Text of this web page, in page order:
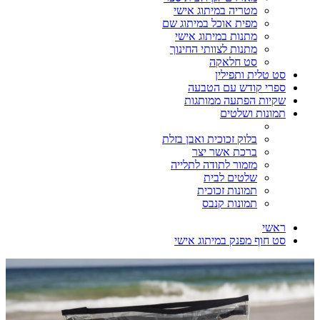
מטריה במיתוג אישי
מפית אוכל במיתוג שם
מתנות במיתוג אישי
מתנות לצוותי החינוך
סט חלאקה
סט טלית ותפילין
ספרי קודש עם הטבעה
שקיות הפתעה ממותגות
תמונות ושלטים
בלוק זכוכית ואבן בזלת
ברכת אשר יצר
מזמור לתודה לתלייה
שלטים לבית
תמונות זכוכית
תמונות קנבס
ראשי
סט חוף מפנק במיתוג אישי